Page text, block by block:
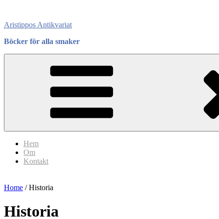
content
Aristippos Antikvariat
Böcker för alla smaker
Hem
Om
Kontakt
Home / Historia
Historia